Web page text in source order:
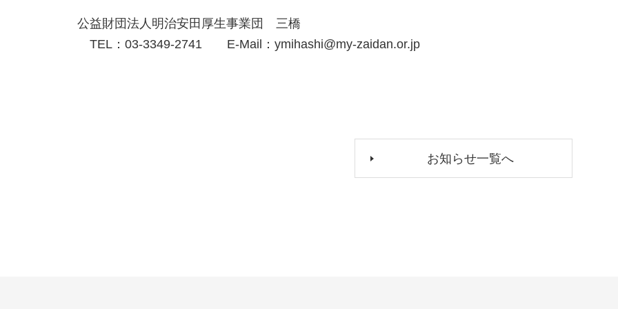
公益財団法人明治安田厚生事業団 三橋
TEL：03-3349-2741 E-Mail：ymihashi@my-zaidan.or.jp
お知らせ一覧へ